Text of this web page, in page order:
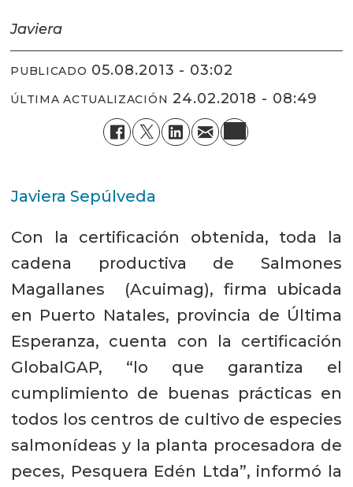
Javiera
PUBLICADO 05.08.2013 - 03:02
ÚLTIMA ACTUALIZACIÓN 24.02.2018 - 08:49
Javiera Sepúlveda
Con la certificación obtenida, toda la
cadena productiva de Salmones
Magallanes (Acuimag), firma ubicada
en Puerto Natales, provincia de Última
Esperanza, cuenta con la certificación
GlobalGAP, “lo que garantiza el
cumplimiento de buenas prácticas en
todos los centros de cultivo de especies
salmonídeas y la planta procesadora de
peces, Pesquera Edén Ltda”, informó la